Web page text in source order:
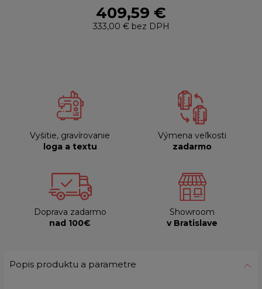
409,59 €
333,00 €bez DPH
Vyšitie, gravírovanie
loga a textu
Výmena veľkosti
zadarmo
Doprava zadarmo
nad 100€
Showroom
v Bratislave
Popis produktu a parametre